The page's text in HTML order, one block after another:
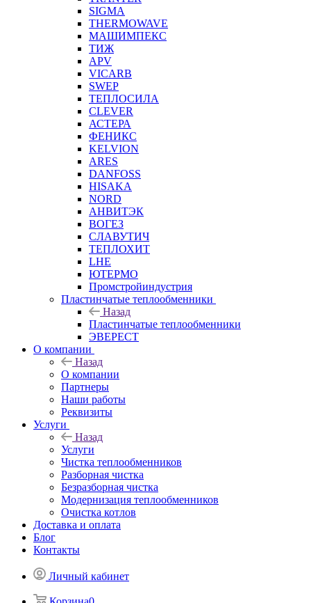
SIGMA
THERMOWAVE
МАШИМПЕКС
ТИЖ
APV
VICARB
SWEP
ТЕПЛОСИЛА
CLEVER
АСТЕРА
ФЕНИКС
KELVION
ARES
DANFOSS
HISAKA
NORD
АНВИТЭК
ВОГЕЗ
СЛАВУТИЧ
ТЕПЛОХИТ
LHE
ЮТЕРМО
Промстройиндустрия
Пластинчатые теплообменники
Назад
Пластинчатые теплообменники
ЭВЕРЕСТ
О компании
Назад
О компании
Партнеры
Наши работы
Реквизиты
Услуги
Назад
Услуги
Чистка теплообменников
Разборная чистка
Безразборная чистка
Модернизация теплообменников
Очистка котлов
Доставка и оплата
Блог
Контакты
Личный кабинет